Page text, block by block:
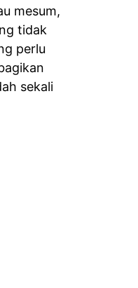
mesum,
tidak
perlu
sekali